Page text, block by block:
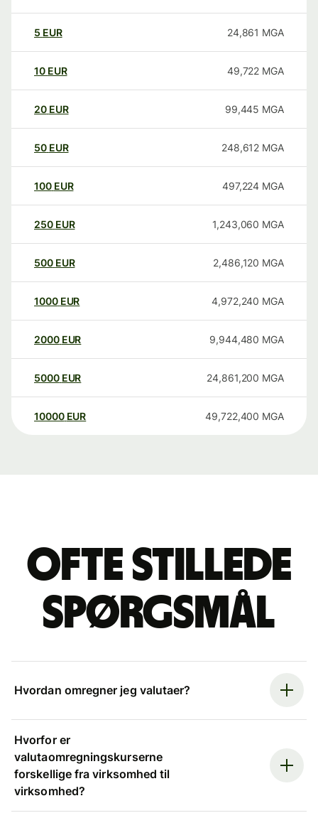
5 EUR 24,861 MGA
10 EUR 49,722 MGA
20 EUR 99,445 MGA
50 EUR 248,612 MGA
100 EUR 497,224 MGA
250 EUR 1,243,060 MGA
500 EUR 2,486,120 MGA
1000 EUR 4,972,240 MGA
2000 EUR 9,944,480 MGA
5000 EUR 24,861,200 MGA
10000 EUR 49,722,400 MGA
Ofte stillede
spørgsmål
Hvordan omregner jeg valutaer?
Hvorfor er
valutaomregningskurserne
forskellige fra virksomhed til
virksomhed?